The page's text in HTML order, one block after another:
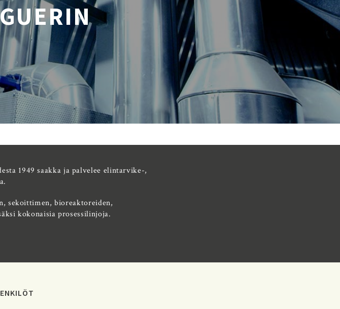
1949 saakka ja palvelee elintarvike-,
sekoittimen, bioreaktoreiden,
kokonaisia prosessilinjoja.